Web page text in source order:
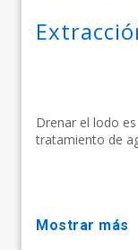
Drenar el lodo
tratamiento de
mostrar más